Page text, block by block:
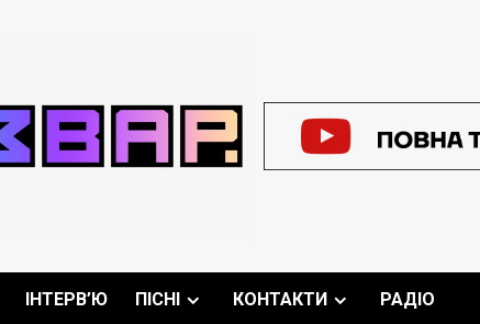
ІНТЕРВ’Ю ПІСНІ КОНТАКТИ РАДІО